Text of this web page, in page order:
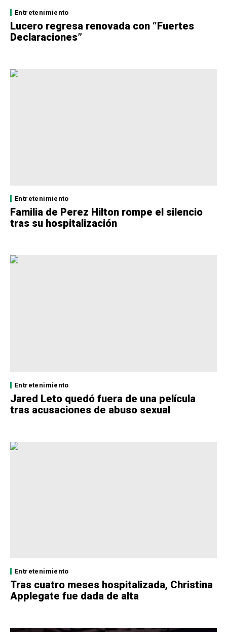
Entretenimiento
Lucero regresa renovada con “Fuertes
Declaraciones”
Entretenimiento
Familia de Perez Hilton rompe el silencio
tras su hospitalización
Entretenimiento
Jared Leto quedó fuera de una película
tras acusaciones de abuso sexual
Entretenimiento
Tras cuatro meses hospitalizada, Christina
Applegate fue dada de alta